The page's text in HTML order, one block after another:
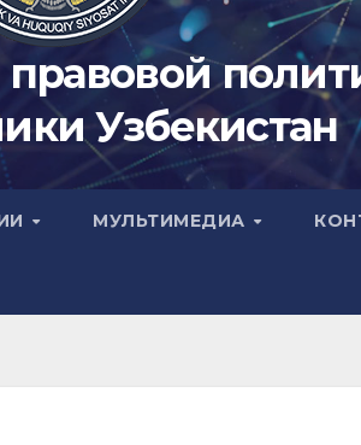
правовой
Узбекистан
МУЛЬТИМЕДИА